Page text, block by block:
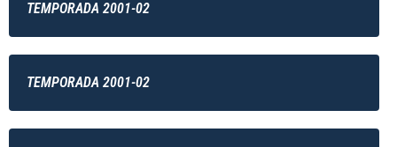
TEMPORADA 2001-02
TEMPORADA 2001-02